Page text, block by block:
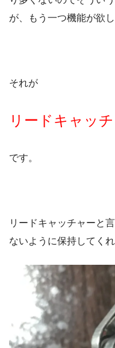
が、もう一つ機能が欲
それが
リードキャッ
です。
リードキャッチャーと
ないように保持してくれ